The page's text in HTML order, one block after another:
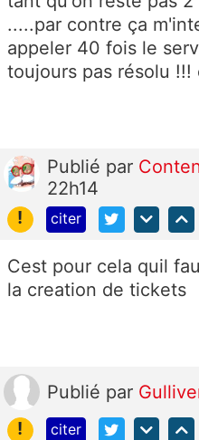
.....par contre ça
appeler 40 fois le
toujours pas résolu !!!
Publié par
22h14
!
citer
Cest pour cela quil
la creation de tickets
Publié par
!
citer